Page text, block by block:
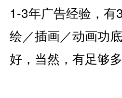
1-3年广告经验，
绘／插画／动画功
好，当然，有足够